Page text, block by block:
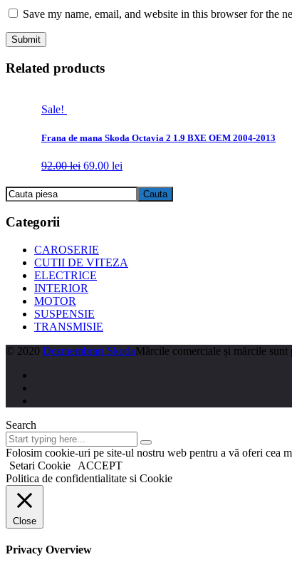
Save my name, email, and website in this browser for the
Related products
Sale!
Frana de mana Skoda Octavia 2 1.9 BXE OEM 2004-2013
92.00lei 69.00 lei
Categorii
CAROSERIE
CUTII DE VITEZA
ELECTRICE
INTERIOR
MOTOR
SUSPENSIE
TRANSMISIE
© 2020 Dezmembrari SkodaMărcile comerciale și mărcile
Search
Folosim cookie-uri pe site-ul nostru web pentru a vă oferi cea
Setari Cookie
ACCEPT
Politica de confidentialitate si Cookie
Close
Privacy Overview